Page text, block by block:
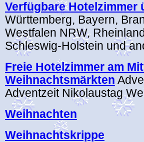
Verfügbare Hotelzimmer
Württemberg, Bayern,
Westfalen NRW,
Schleswig-Holstein und
Freie Hotelzimmer am
Weihnachtsmärkten
Adventzeit Nikolaustag
Weihnachten
Weihnachtskrippe